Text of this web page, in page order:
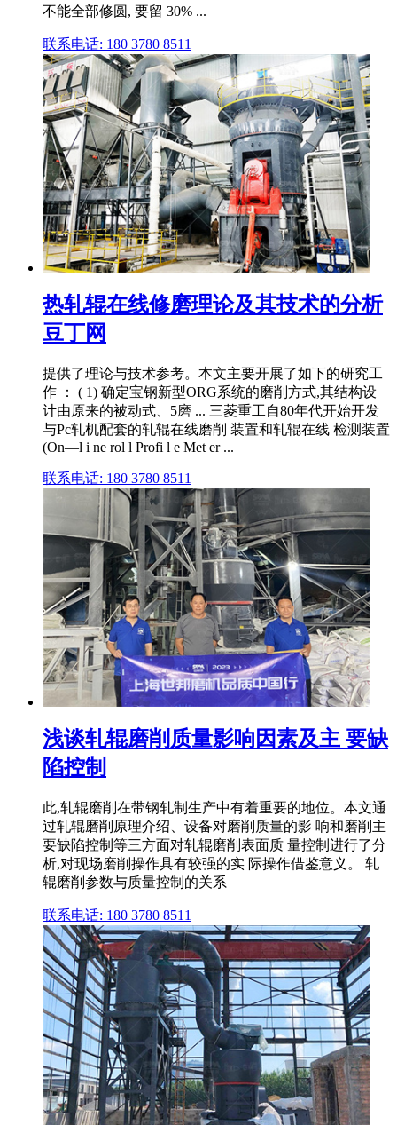
不能全部修圆, 要留 30% ...
联系电话: 180 3780 8511
热轧辊在线修磨理论及其技术的分析
豆丁网
提供了理论与技术参考。本文主要开展了如下的研究工
作 ： ( 1) 确定宝钢新型ORG系统的磨削方式,其结构设
计由原来的被动式、5磨 ... 三菱重工自80年代开始开发
与Pc轧机配套的轧辊在线磨削 装置和轧辊在线 检测装置
(On—l i ne rol l Profi l e Met er ...
联系电话: 180 3780 8511
浅谈轧辊磨削质量影响因素及主 要缺
陷控制
此,轧辊磨削在带钢轧制生产中有着重要的地位。本文通
过轧辊磨削原理介绍、设备对磨削质量的影 响和磨削主
要缺陷控制等三方面对轧辊磨削表面质 量控制进行了分
析,对现场磨削操作具有较强的实 际操作借鉴意义。 轧
辊磨削参数与质量控制的关系
联系电话: 180 3780 8511